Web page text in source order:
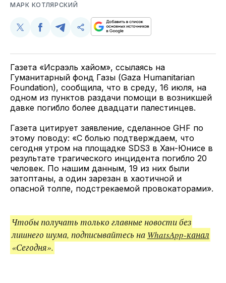
МАРК КОТЛЯРСКИЙ
Поделиться
Twitter
Поделиться
Facebook
Поделиться
Telegram
Скопируйте
поделитесь
ссылкой
Газета «Исраэль хайом», ссылаясь на
Гуманитарный фонд Газы (Gaza Humanitarian
Foundation), сообщила, что в среду, 16 июля, на
одном из пунктов раздачи помощи в возникшей
давке погибло более двадцати палестинцев.
Газета цитирует заявление, сделанное GHF по
этому поводу: «С болью подтверждаем, что
сегодня утром на площадке SDS3 в Хан-Юнисе в
результате трагического инцидента погибло 20
человек. По нашим данным, 19 из них были
затоптаны, а один зарезан в хаотичной и
опасной толпе, подстрекаемой провокаторами».
Чтобы получать только главные новости без
лишнего шума, подписывайтесь на WhatsApp-канал
«Сегодня».